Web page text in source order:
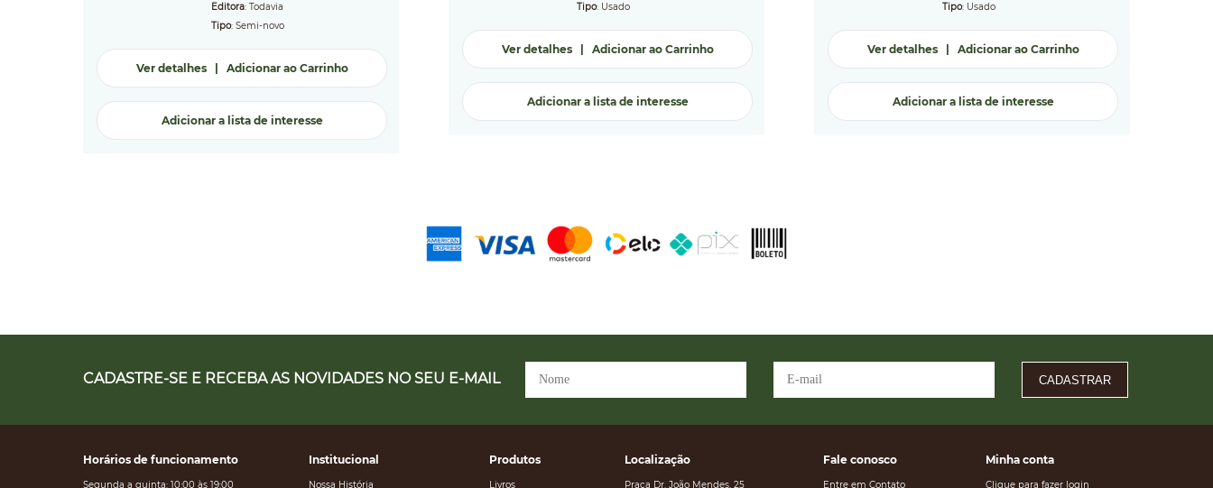
Editora: Todavia
Tipo: Semi-novo
Ver detalhes| Adicionar ao Carrinho
Adicionar a lista de interesse
Tipo: Usado
Ver detalhes| Adicionar ao Carrinho
Adicionar a lista de interesse
Tipo: Usado
Ver detalhes| Adicionar ao Carrinho
Adicionar a lista de interesse
CADASTRE-SE E RECEBA AS NOVIDADES NO SEU E-MAIL CADASTRAR
Horários de funcionamento
Segunda a quinta: 10:00 às 19:00
Institucional
Nossa História
Produtos
Livros
Localização
Praça Dr. João Mendes, 25
Fale conosco
Entre em Contato
Minha conta
Clique para fazer login